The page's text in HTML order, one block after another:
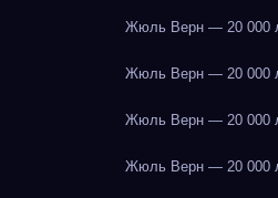
Жюль Верн — 20 000
Жюль Верн — 20 000
Жюль Верн — 20 000
Жюль Верн — 20 000